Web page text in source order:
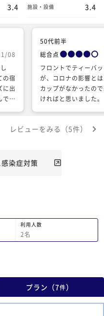
3.4 施設・設備 3.4
08
の宿
に出
でし
しい
と思
50代前半
総合点
フロントでティーバ
が、コロナの影響と
カップがなかったの
ければと思いました
レビューをみる（5件）
染症対策
利用人数
2名
プラン （7件）